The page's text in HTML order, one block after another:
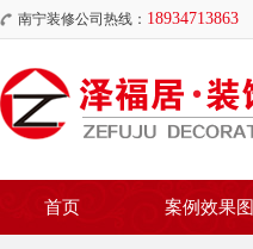
南宁装修公司热线： 18934713863
首页 案例效果图